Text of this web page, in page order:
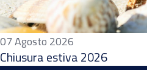
07 Agosto 2026
Chiusura estiva 2026